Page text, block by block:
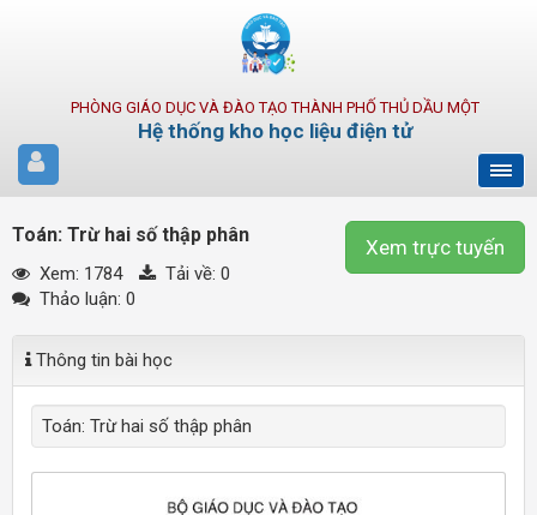
PHÒNG GIÁO DỤC VÀ ĐÀO TẠO THÀNH PHỐ THỦ DẦU MỘT
Hệ thống kho học liệu điện tử
Xem trực tuyến
Toán: Trừ hai số thập phân
Xem: 1784 Tải về: 0
Thảo luận: 0
Thông tin bài học
Toán: Trừ hai số thập phân